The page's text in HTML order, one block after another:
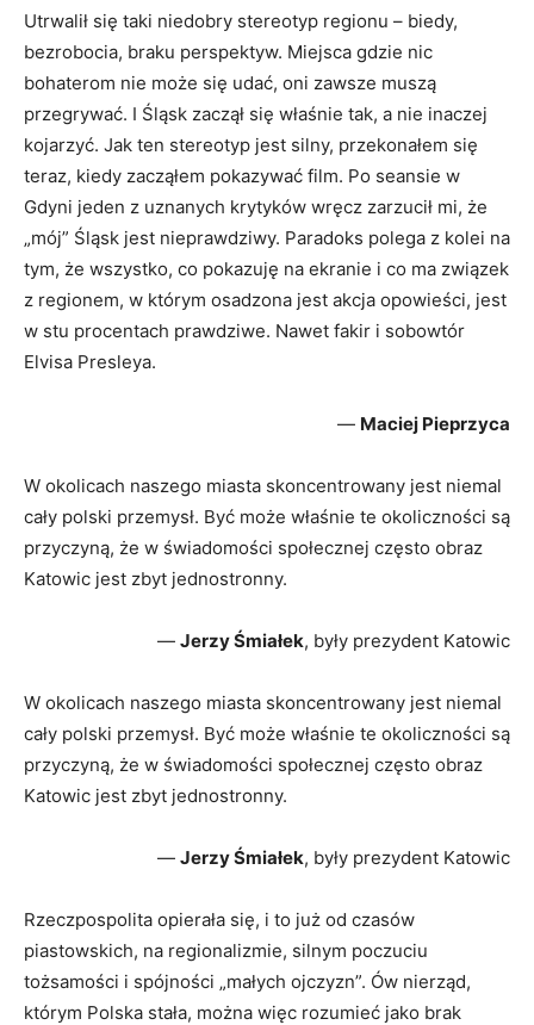
Utrwalił się taki niedobry stereotyp regionu – biedy,
bezrobocia, braku perspektyw. Miejsca gdzie nic
bohaterom nie może się udać, oni zawsze muszą
przegrywać. I Śląsk zaczął się właśnie tak, a nie inaczej
kojarzyć. Jak ten stereotyp jest silny, przekonałem się
teraz, kiedy zacząłem pokazywać film. Po seansie w
Gdyni jeden z uznanych krytyków wręcz zarzucił mi, że
„mój” Śląsk jest nieprawdziwy. Paradoks polega z kolei na
tym, że wszystko, co pokazuję na ekranie i co ma związek
z regionem, w którym osadzona jest akcja opowieści, jest
w stu procentach prawdziwe. Nawet fakir i sobowtór
Elvisa Presleya.
— Maciej Pieprzyca
W okolicach naszego miasta skoncentrowany jest niemal
cały polski przemysł. Być może właśnie te okoliczności są
przyczyną, że w świadomości społecznej często obraz
Katowic jest zbyt jednostronny.
— Jerzy Śmiałek, były prezydent Katowic
W okolicach naszego miasta skoncentrowany jest niemal
cały polski przemysł. Być może właśnie te okoliczności są
przyczyną, że w świadomości społecznej często obraz
Katowic jest zbyt jednostronny.
— Jerzy Śmiałek, były prezydent Katowic
Rzeczpospolita opierała się, i to już od czasów
piastowskich, na regionalizmie, silnym poczuciu
tożsamości i spójności „małych ojczyzn”. Ów nierząd,
którym Polska stała, można więc rozumieć jako brak